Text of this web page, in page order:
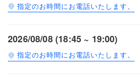
指定のお時間にお電話いたします。
2026/08/08 (18:45 ~ 19:00)
指定のお時間にお電話いたします。